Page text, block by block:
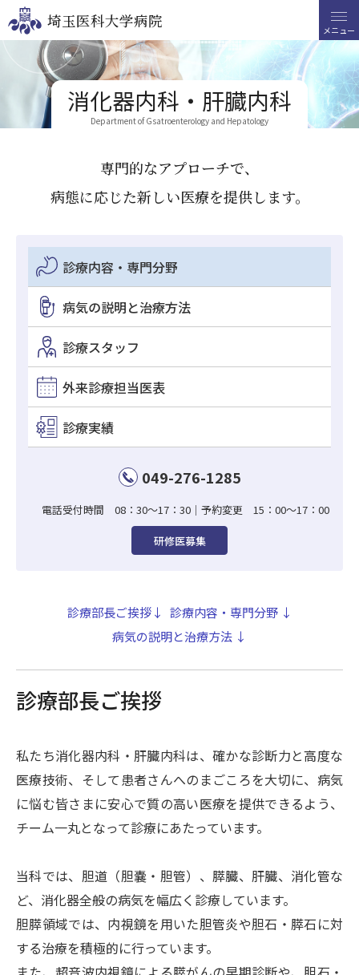
埼玉医科大学病院 メニュー
消化器内科・肝臓内科
Department of Gsatroenterology and Hepatology
専門的なアプローチで、
病態に応じた新しい医療を提供します。
診療内容・専門分野
病気の説明と治療方法
診療スタッフ
外来診療担当医表
診療実績
049-276-1285
電話受付時間 08：30～17：30｜予約変更 15：00～17：00
研修医募集
診療部長ご挨拶↓ 診療内容・専門分野 ↓
病気の説明と治療方法 ↓
診療部長ご挨拶
私たち消化器内科・肝臓内科は、確かな診断力と高度な
医療技術、そして患者さんへのまごころを大切に、病気
に悩む皆さまに安心で質の高い医療を提供できるよう、
チーム一丸となって診療にあたっています。
当科では、胆道（胆嚢・胆管）、膵臓、肝臓、消化管な
ど、消化器全般の病気を幅広く診療しています。
胆膵領域では、内視鏡を用いた胆管炎や胆石・膵石に対
する治療を積極的に行っています。
埼玉医科大学病院 メニュー
検索
番号案内
049-276-1111
049-276-1199・1465
〒350-0495
埼玉県入間郡毛呂山町毛呂本郷38
Language FONT SIZE
外来
初めて受診される方へ
再診の方
救急・時間外の診療
外来診療担当医表
地域連携小児夜間・休日診療
入院
入退院の手続き
入院される方
ご面会
ファミリーハウス
患者サービスのご案内